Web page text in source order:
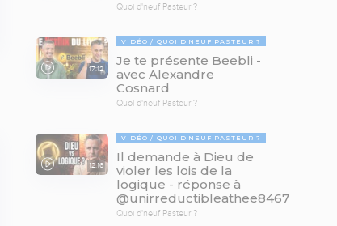
Quoi d'neuf Pasteur ?
17:12
VIDÉO QUOI D'NEUF PASTEUR ?
Je te présente Beebli -
avec Alexandre
Cosnard
Quoi d'neuf Pasteur ?
12:16
VIDÉO QUOI D'NEUF PASTEUR ?
Il demande à Dieu de
violer les lois de la
logique - réponse à
@unirreductibleathee8467
Quoi d'neuf Pasteur ?